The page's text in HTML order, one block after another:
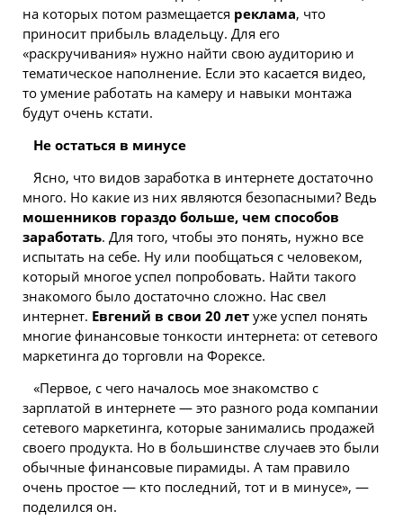
на которых потом размещается реклама, что
приносит прибыль владельцу. Для его
«раскручивания» нужно найти свою аудиторию и
тематическое наполнение. Если это касается видео,
то умение работать на камеру и навыки монтажа
будут очень кстати.
Не остаться в минусе
Ясно, что видов заработка в интернете достаточно
много. Но какие из них являются безопасными? Ведь
мошенников гораздо больше, чем способов
заработать. Для того, чтобы это понять, нужно все
испытать на себе. Ну или пообщаться с человеком,
который многое успел попробовать. Найти такого
знакомого было достаточно сложно. Нас свел
интернет. Евгений в свои 20 лет уже успел понять
многие финансовые тонкости интернета: от сетевого
маркетинга до торговли на Форексе.
«Первое, с чего началось мое знакомство с
зарплатой в интернете — это разного рода компании
сетевого маркетинга, которые занимались продажей
своего продукта. Но в большинстве случаев это были
обычные финансовые пирамиды. А там правило
очень простое — кто последний, тот и в минусе», —
поделился он.